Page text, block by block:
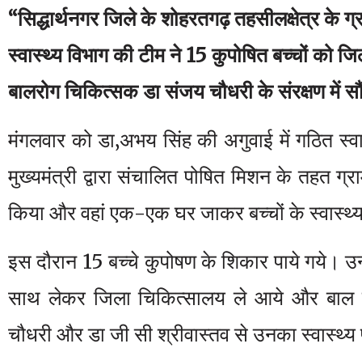
“सिद्धार्थनगर जिले के शोहरतगढ़ तहसीलक्षेत्र के
स्वास्थ्य विभाग की टीम ने 15 कुपोषित बच्चों को
बालरोग चिकित्सक डा संजय चौधरी के संरक्षण में
मंगलवार को डा‚अभय सिंह की अगुवाई में गठित
मुख्यमंत्री द्वारा संचालित पोषित मिशन के तहत
किया और वहां एक-एक घर जाकर बच्चों के
इस दौरान 15 बच्चे कुपोषण के शिकार पाये गये।
साथ लेकर जिला चिकित्सालय ले आये और बाल
चौधरी और डा जी सी श्रीवास्तव से उनका स्वास्थ्य